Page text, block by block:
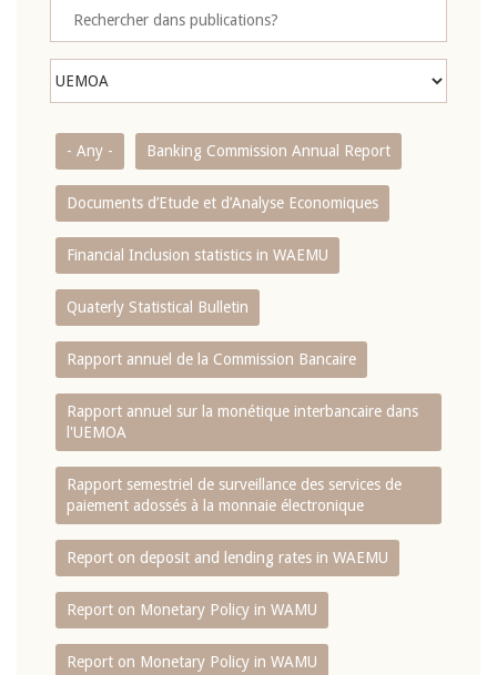
- Any - Banking Commission Annual Report
Documents d’Etude et d’Analyse Economiques
Financial Inclusion statistics in WAEMU
Quaterly Statistical Bulletin
Rapport annuel de la Commission Bancaire
Rapport annuel sur la monétique interbancaire dans
l'UEMOA
Rapport semestriel de surveillance des services de
paiement adossés à la monnaie électronique
Report on deposit and lending rates in WAEMU
Report on Monetary Policy in WAMU
Report on Monetary Policy in WAMU